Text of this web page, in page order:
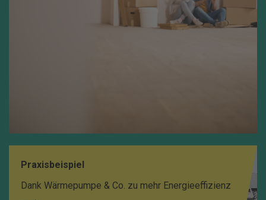
Praxisbeispiel
Dank Wärmepumpe & Co. zu mehr Energieeffizienz